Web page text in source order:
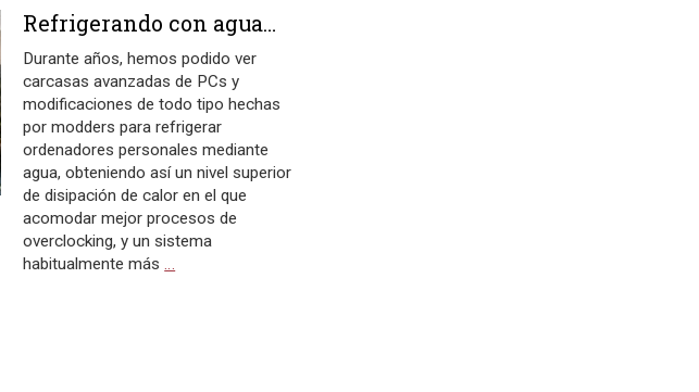
Refrigerando con agua…
Durante años, hemos podido ver
carcasas avanzadas de PCs y
modificaciones de todo tipo hechas
por modders para refrigerar
ordenadores personales mediante
agua, obteniendo así un nivel superior
de disipación de calor en el que
acomodar mejor procesos de
overclocking, y un sistema
habitualmente más…